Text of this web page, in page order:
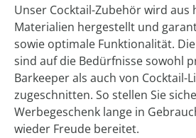
Unser Cocktail-Zubehör wird aus
Materialien hergestellt und
sowie optimale Funktionalität.
sind auf die Bedürfnisse sowohl
Barkeeper als auch von Cocktail-
zugeschnitten. So stellen Sie
Werbegeschenk lange in
wieder Freude bereitet.